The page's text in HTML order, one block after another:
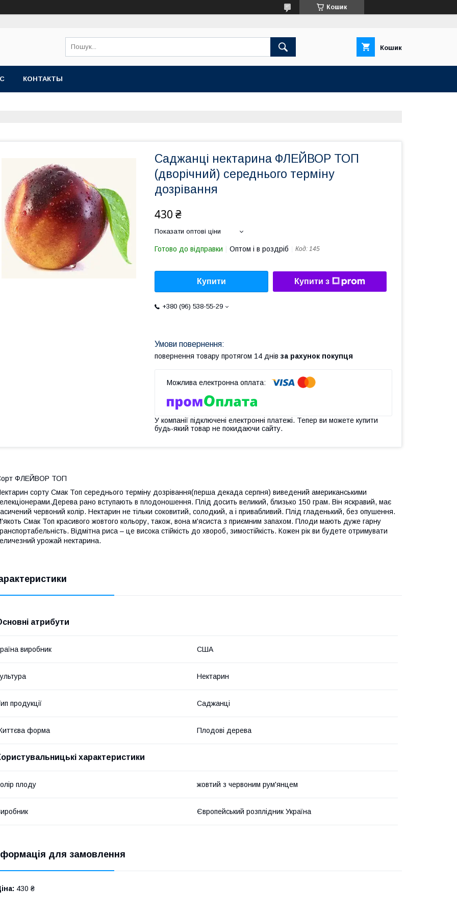
Кошик
Кошик
КОНТАКТЫ
Саджанці нектарина ФЛЕЙВОР ТОП
(дворічний) середнього терміну
дозрівання
430 ₴
Показати оптові ціни
Готово до відправки Оптом і в роздріб Код: 145
Купити Купити з
+380 (96) 538-55-29
повернення товару протягом 14 днів за рахунок покупця
У компанії підключені електронні платежі. Тепер ви можете купити
будь-який товар не покидаючи сайту.
ФЛЕЙВОР ТОП
сорту Смак Топ середнього терміну дозрівання(перша декада серпня) виведений американськими
рано вступають в плодоношення. Плід досить великий, близько 150 грам. Він яскравий, має
червоний колір. Нектарин не тільки соковитий, солодкий, а і привабливий. Плід гладенький, без опушення.
Смак Топ красивого жовтого кольору, також, вона м'ясиста з приємним запахом. Плоди мають дуже гарну
Відмітна риса – це висока стійкість до хвороб, зимостійкість. Кожен рік ви будете отримувати
урожай нектарина.
атрибути
виробник США
Нектарин
продукції Саджанці
форма Плодові дерева
характеристики
плоду жовтий з червоним рум'янцем
Європейський розплідник Україна
для замовлення
430 ₴